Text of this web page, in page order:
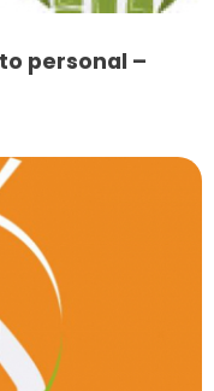
personal –